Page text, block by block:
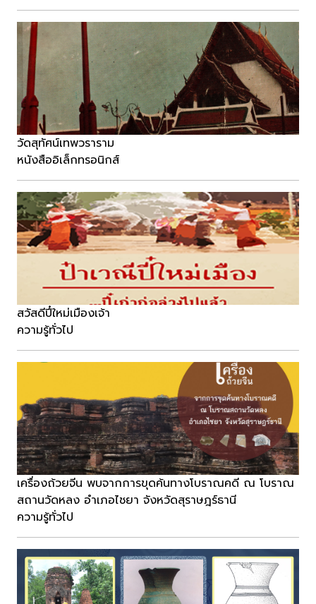
วัดสุทัศน์เทพวราราม
หนังสืออิเล็กทรอนิกส์
สวัสดีปี๋ใหม่เมืองเจ้า
ความรู้ทั่วไป
เครื่องถ้วยจีน พบจากการขุดค้นทางโบราณคดี ณ โบราณ
สถานวัดหลง อำเภอไชยา จังหวัดสุราษฎร์ธานี
ความรู้ทั่วไป